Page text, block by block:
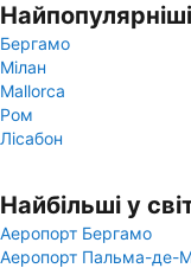
Бергамо
Мілан
Mallorca
Ром
Лісабон
Найбільші у
Аеропорт Бергамо
Аеропорт Пальма-де-